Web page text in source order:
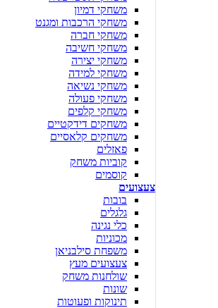
משחקי דמיון
משחקי הרכבות ומגנט
משחקי חברה
משחקי חשיבה
משחקי יצירה
משחקי למידה
משחקי נשיאה
משחקי פעולה
משחקי קלפים
משחקים דידקטיים
משחקים קלאסיים
פאזלים
קוביות משחק
קוסמים
צעצועים
בובות
גלגלים
כלי נגינה
מכוניות
משפחת סילבניאן
צעצועים מעץ
שולחנות משחק
שונות
תינוקות ופעוטות